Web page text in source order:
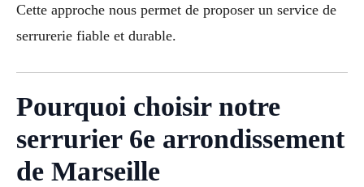
Cette approche nous permet de proposer un service de
serrurerie fiable et durable.
Pourquoi choisir notre
serrurier 6e arrondissement
de Marseille